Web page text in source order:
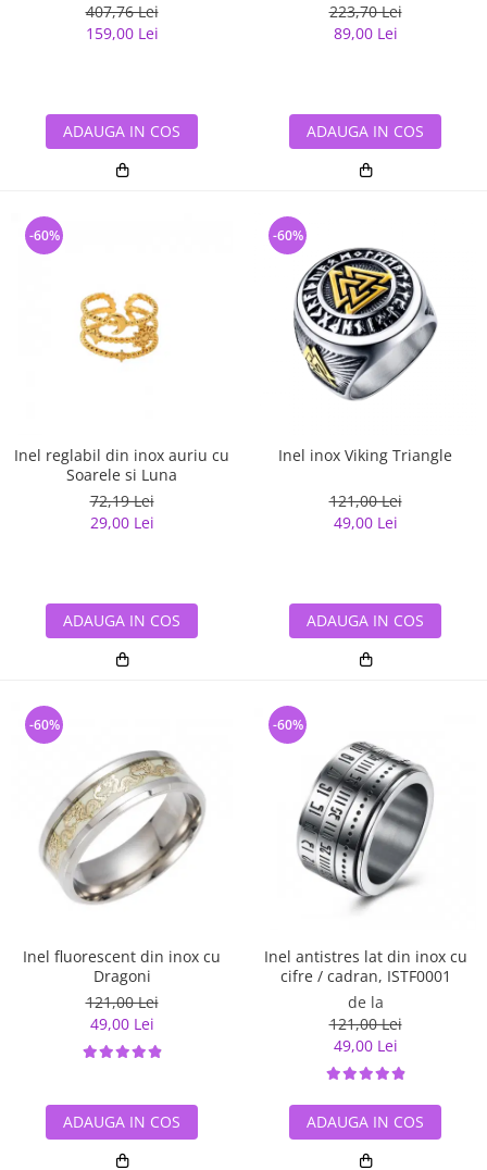
407,76 Lei
159,00 Lei
ADAUGA IN COS
223,70 Lei
89,00 Lei
ADAUGA IN COS
Inel reglabil din inox auriu cu
Soarele si Luna
72,19 Lei
29,00 Lei
-60%
ADAUGA IN COS
Inel inox Viking Triangle
121,00 Lei
49,00 Lei
-60%
ADAUGA IN COS
Inel fluorescent din inox cu
Dragoni
121,00 Lei
49,00 Lei
-60%
ADAUGA IN COS
Inel antistres lat din inox cu
cifre / cadran, ISTF0001
de la
121,00 Lei
49,00 Lei
-60%
ADAUGA IN COS